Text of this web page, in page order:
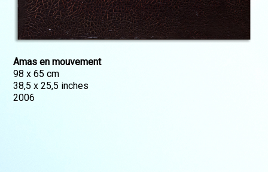
Amas en mouvement
98 x 65 cm
38,5 x 25,5 inches
2006